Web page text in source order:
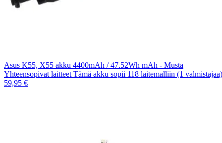
Asus K55, X55 akku 4400mAh / 47.52Wh mAh - Musta
Yhteensopivat laitteet Tämä akku sopii 118 laitemalliin (1
59,95 €